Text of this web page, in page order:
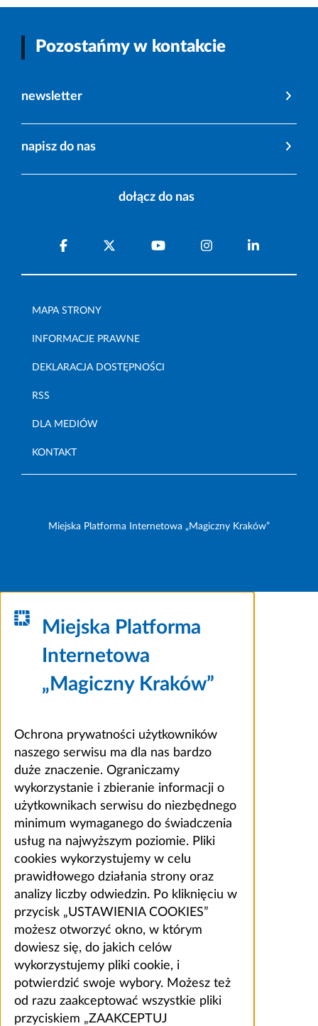
Pozostańmy w kontakcie
newsletter
napisz do nas
dołącz do nas
MAPA STRONY
INFORMACJE PRAWNE
DEKLARACJA DOSTĘPNOŚCI
RSS
DLA MEDIÓW
KONTAKT
Miejska Platforma Internetowa „Magiczny Kraków”
Miejska Platforma
Internetowa
„Magiczny Kraków”
Ochrona prywatności użytkowników
naszego serwisu ma dla nas bardzo
duże znaczenie. Ograniczamy
wykorzystanie i zbieranie informacji o
użytkownikach serwisu do niezbędnego
minimum wymaganego do świadczenia
usług na najwyższym poziomie. Pliki
cookies wykorzystujemy w celu
prawidłowego działania strony oraz
analizy liczby odwiedzin. Po kliknięciu w
przycisk „USTAWIENIA COOKIES”
możesz otworzyć okno, w którym
dowiesz się, do jakich celów
wykorzystujemy pliki cookie, i
potwierdzić swoje wybory. Możesz też
od razu zaakceptować wszystkie pliki
przyciskiem „ZAAKCEPTUJ